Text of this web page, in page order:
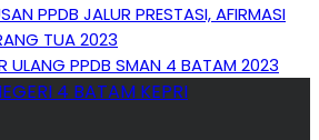
PPDB JALUR PRESTASI, AFIRMASI
TUA 2023
ULANG PPDB SMAN 4 BATAM 2023